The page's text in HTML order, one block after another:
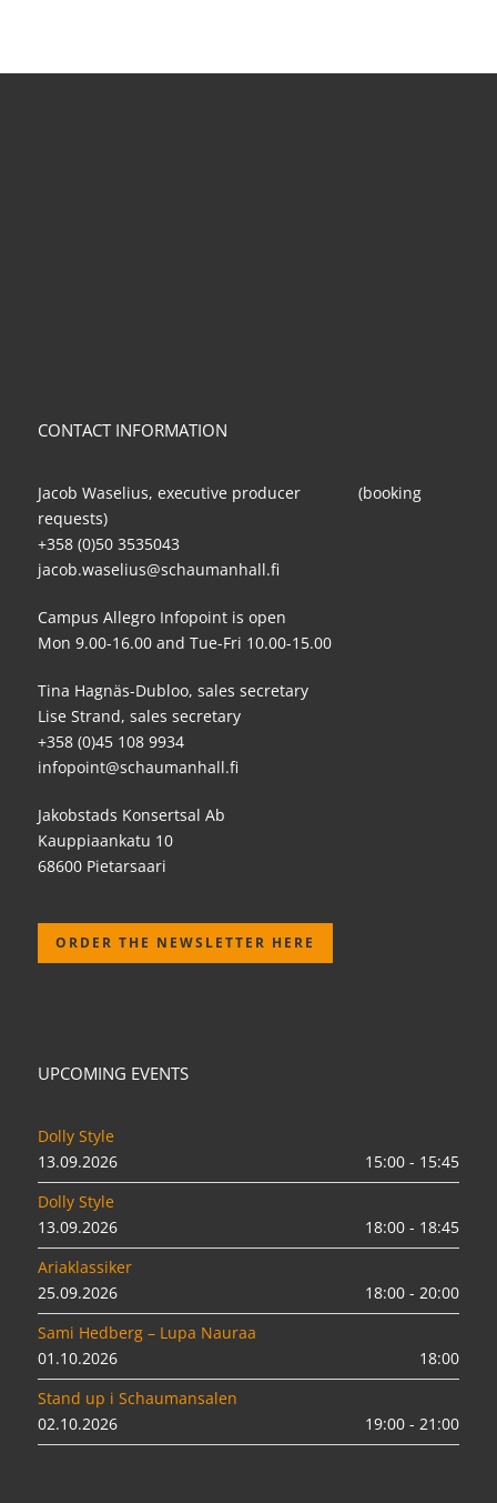
CONTACT INFORMATION
Jacob Waselius, executive producer (booking
requests)
+358 (0)50 3535043
jacob.waselius@schaumanhall.fi
Campus Allegro Infopoint is open
Mon 9.00-16.00 and Tue-Fri 10.00-15.00
Tina Hagnäs-Dubloo, sales secretary
Lise Strand, sales secretary
+358 (0)45 108 9934
infopoint@schaumanhall.fi
Jakobstads Konsertsal Ab
Kauppiaankatu 10
68600 Pietarsaari
ORDER THE NEWSLETTER HERE
UPCOMING EVENTS
Dolly Style
13.09.2026
15:00 - 15:45
Dolly Style
13.09.2026
18:00 - 18:45
Ariaklassiker
25.09.2026
18:00 - 20:00
Sami Hedberg – Lupa Nauraa
01.10.2026
18:00
Stand up i Schaumansalen
02.10.2026
19:00 - 21:00